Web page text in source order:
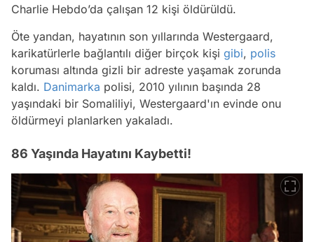
Charlie Hebdo’da çalışan 12 kişi öldürüldü.
Öte yandan, hayatının son yıllarında Westergaard,
karikatürlerle bağlantılı diğer birçok kişi gibi, polis
koruması altında gizli bir adreste yaşamak zorunda
kaldı. Danimarka polisi, 2010 yılının başında 28
yaşındaki bir Somaliliyi, Westergaard'ın evinde onu
öldürmeyi planlarken yakaladı.
86 Yaşında Hayatını Kaybetti!